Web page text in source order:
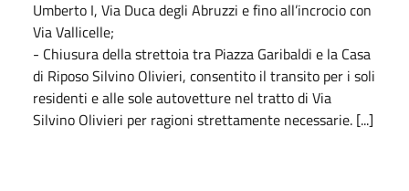
Umberto I, Via Duca degli Abruzzi e fino all’incrocio con
Via Vallicelle;
- Chiusura della strettoia tra Piazza Garibaldi e la Casa
di Riposo Silvino Olivieri, consentito il transito per i soli
residenti e alle sole autovetture nel tratto di Via
Silvino Olivieri per ragioni strettamente necessarie. [...]